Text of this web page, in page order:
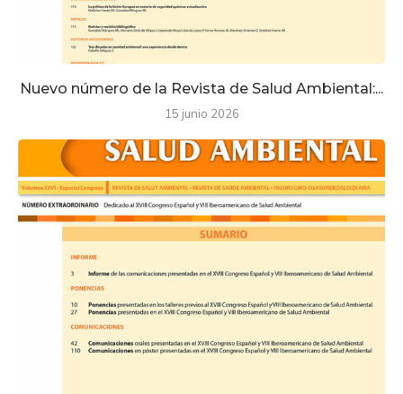
Nuevo número de la Revista de Salud Ambiental:...
15 junio 2026